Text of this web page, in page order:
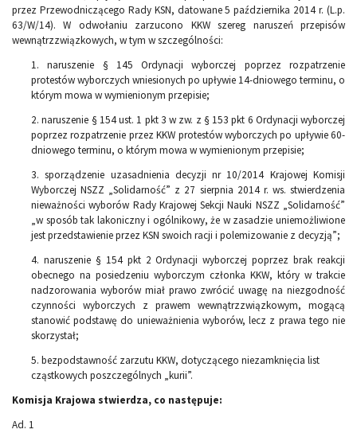
przez Przewodniczącego Rady KSN, datowane 5 października 2014 r. (L.p.
63/W/14). W odwołaniu zarzucono KKW szereg naruszeń przepisów
wewnątrzzwiązkowych, w tym w szczególności:
1. naruszenie § 145 Ordynacji wyborczej poprzez rozpatrzenie
protestów wyborczych wniesionych po upływie 14-dniowego terminu, o
którym mowa w wymienionym przepisie;
2. naruszenie § 154 ust. 1 pkt 3 w zw. z § 153 pkt 6 Ordynacji wyborczej
poprzez rozpatrzenie przez KKW protestów wyborczych po upływie 60-
dniowego terminu, o którym mowa w wymienionym przepisie;
3. sporządzenie uzasadnienia decyzji nr 10/2014 Krajowej Komisji
Wyborczej NSZZ „Solidarność” z 27 sierpnia 2014 r. ws. stwierdzenia
nieważności wyborów Rady Krajowej Sekcji Nauki NSZZ „Solidarność”
„w sposób tak lakoniczny i ogólnikowy, że w zasadzie uniemożliwione
jest przedstawienie przez KSN swoich racji i polemizowanie z decyzją”;
4. naruszenie § 154 pkt 2 Ordynacji wyborczej poprzez brak reakcji
obecnego na posiedzeniu wyborczym członka KKW, który w trakcie
nadzorowania wyborów miał prawo zwrócić uwagę na niezgodność
czynności wyborczych z prawem wewnątrzzwiązkowym, mogącą
stanowić podstawę do unieważnienia wyborów, lecz z prawa tego nie
skorzystał;
5. bezpodstawność zarzutu KKW, dotyczącego niezamknięcia list
cząstkowych poszczególnych „kurii”.
Komisja Krajowa stwierdza, co następuje:
Ad. 1